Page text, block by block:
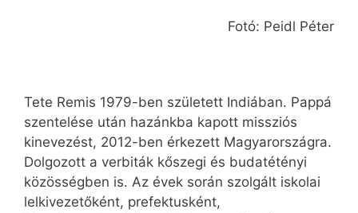
Fotó: Peidl Péter
Tete Remis 1979-ben született Indiában. Pappá
szentelése után hazánkba kapott missziós
kinevezést, 2012-ben érkezett Magyarországra.
Dolgozott a verbiták kőszegi és budatétényi
közösségben is. Az évek során szolgált iskolai
lelkivezetőként, prefektusként,